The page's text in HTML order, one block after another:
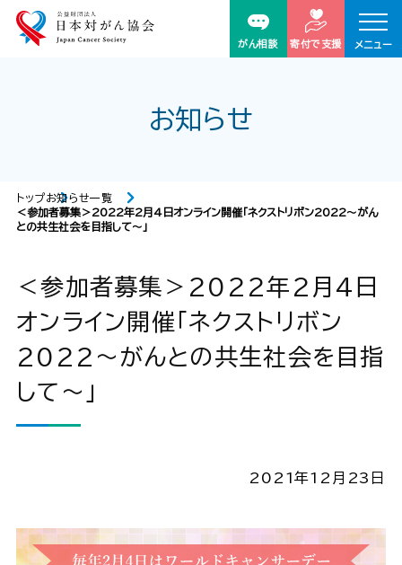
がん相談 寄付で支援 メニュー
お知らせ
トップお知らせ一覧
＜参加者募集＞2022年2月4日オンライン開催「ネクストリボン2022～がん
との共生社会を目指して～」
＜参加者募集＞2022年2月4日
オンライン開催「ネクストリボン
2022～がんとの共生社会を目指
して～」
2021年12月23日